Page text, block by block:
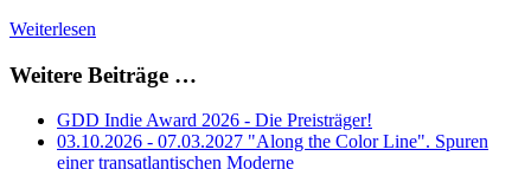
Weiterlesen
Weitere Beiträge …
GDD Indie Award 2026 - Die Preisträger!
03.10.2026 - 07.03.2027 "Along the Color Line". Spuren
einer transatlantischen Moderne